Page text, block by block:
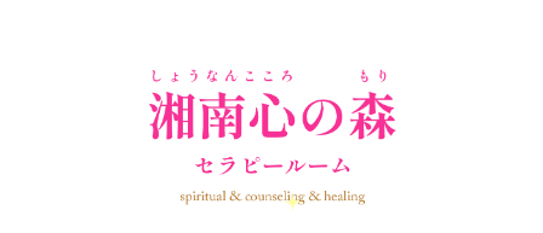
(72)
勉強会・セミナー(55)
(17)